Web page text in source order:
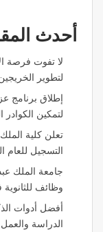
أحدث
لا تفوت فرصة
لتطوير
إطلاق برنامج
لتمكين الكوادر
تعلن كلية
التسجيل للعام
جامعة الملك
وظائف للثانوية
أفضل أدوات
الدراسة والعمل